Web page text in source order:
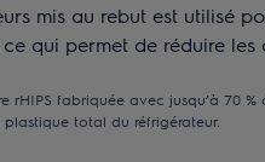
mis au rebut est utilisé
qui permet de réduire
rHIPS fabriquée avec jusqu’à 70
plastique total du réfrigérateur.